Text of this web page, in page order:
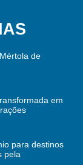
de
em
para destinos
pela